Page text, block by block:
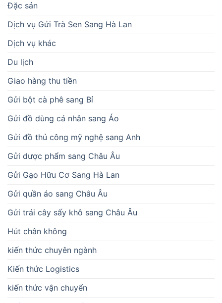
Đặc sản
Dịch vụ Gửi Trà Sen Sang Hà Lan
Dịch vụ khác
Du lịch
Giao hàng thu tiền
Gửi bột cà phê sang Bỉ
Gửi đồ dùng cá nhân sang Áo
Gửi đồ thủ công mỹ nghệ sang Anh
Gửi dược phẩm sang Châu Âu
Gửi Gạo Hữu Cơ Sang Hà Lan
Gửi quần áo sang Châu Âu
Gửi trái cây sấy khô sang Châu Âu
Hút chân không
kiến thức chuyên ngành
Kiến thức Logistics
kiến thức vận chuyển